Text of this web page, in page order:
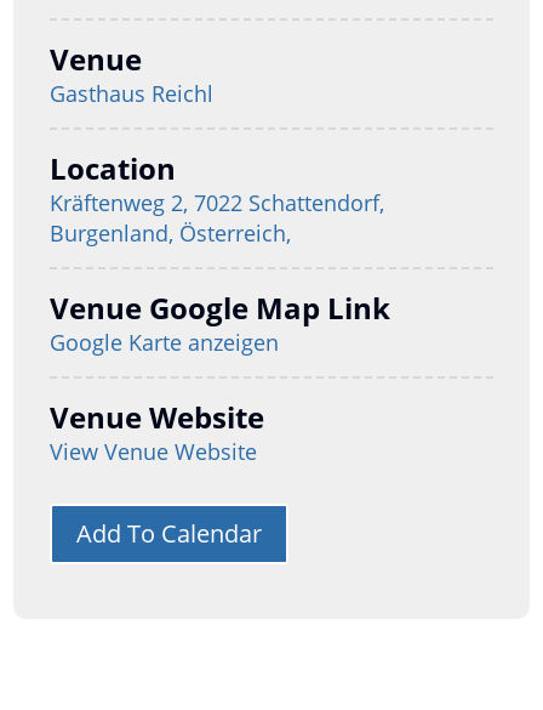
Venue
Gasthaus Reichl
Location
Kräftenweg 2, 7022 Schattendorf,
Burgenland, Österreich,
Venue Google Map Link
Google Karte anzeigen
Venue Website
View Venue Website
Add To Calendar